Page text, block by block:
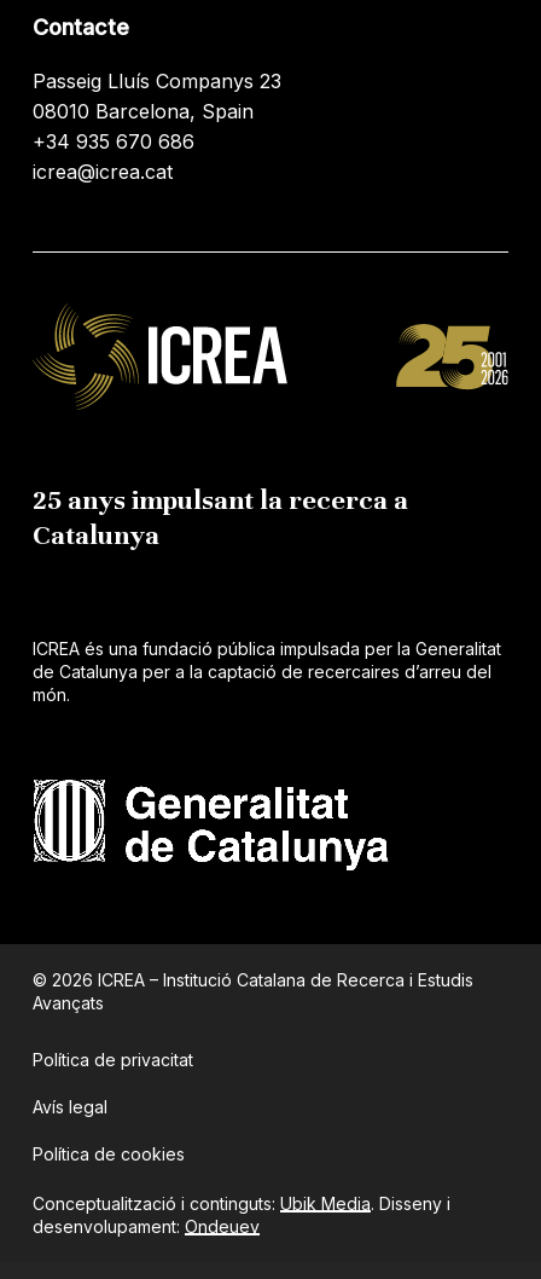
Contacte
Passeig Lluís Companys 23
08010 Barcelona, Spain
+34 935 670 686
icrea@icrea.cat
25 anys impulsant la recerca a
Catalunya
ICREA és una fundació pública impulsada per la Generalitat
de Catalunya per a la captació de recercaires d’arreu del
món.
© 2026 ICREA – Institució Catalana de Recerca i Estudis
Avançats
Política de privacitat
Avís legal
Política de cookies
Conceptualització i continguts: Ubik Media. Disseny i
desenvolupament: Ondeuev